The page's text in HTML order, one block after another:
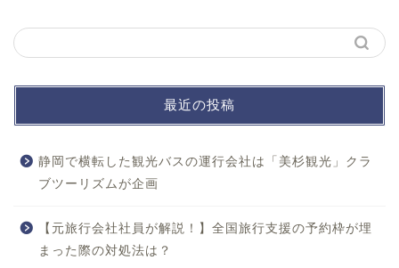
最近の投稿
静岡で横転した観光バスの運行会社は「美杉観光」クラ
ブツーリズムが企画
【元旅行会社社員が解説！】全国旅行支援の予約枠が埋
まった際の対処法は？